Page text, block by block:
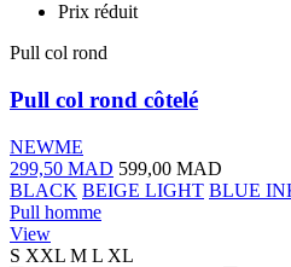
Prix réduit
Pull col rond
Pull col rond côtelé
NEWME
299,50 MAD 599,00 MAD
BLACK BEIGE LIGHT BLUE
Pull homme
View
S XXL M L XL